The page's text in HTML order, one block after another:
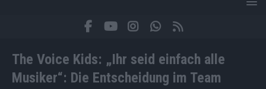
The Voice Kids: „Ihr seid einfach alle
Musiker“: Die Entscheidung im Team